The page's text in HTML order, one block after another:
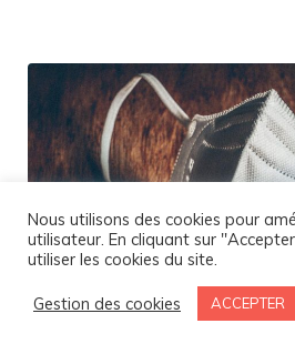
Nous utilisons des cookies pour
utilisateur. En cliquant sur
utiliser les cookies du site.
Gestion des cookies ACCEPTER